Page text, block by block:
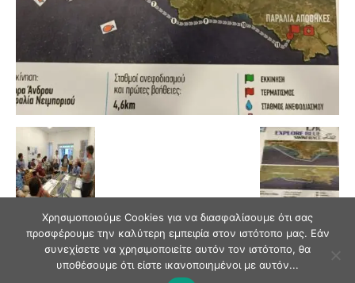
Χρησιμοποιούμε Cookies για να διασφαλίσουμε ότι σας
προσφέρουμε την καλύτερη εμπειρία στον ιστότοπο μας. Εάν
συνεχίσετε να χρησιμοποιείτε αυτόν τον ιστότοπο, θα
υποθέσουμε ότι είστε ικανοποιημένοι με αυτόν...